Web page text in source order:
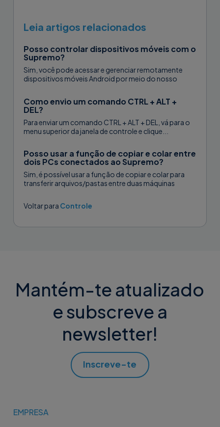
Leia artigos relacionados
Posso controlar dispositivos móveis com o
Supremo?
Sim, você pode acessar e gerenciar remotamente
dispositivos móveis Android por meio do nosso
Como envio um comando CTRL + ALT +
DEL?
Para enviar um comando CTRL + ALT + DEL, vá para o
menu superior da janela de controle e clique...
Posso usar a função de copiar e colar entre
dois PCs conectados ao Supremo?
Sim, é possível usar a função de copiar e colar para
transferir arquivos/pastas entre duas máquinas
Voltar para Controle
Mantém-te atualizado
e subscreve a
newsletter!
Inscreve-te
EMPRESA